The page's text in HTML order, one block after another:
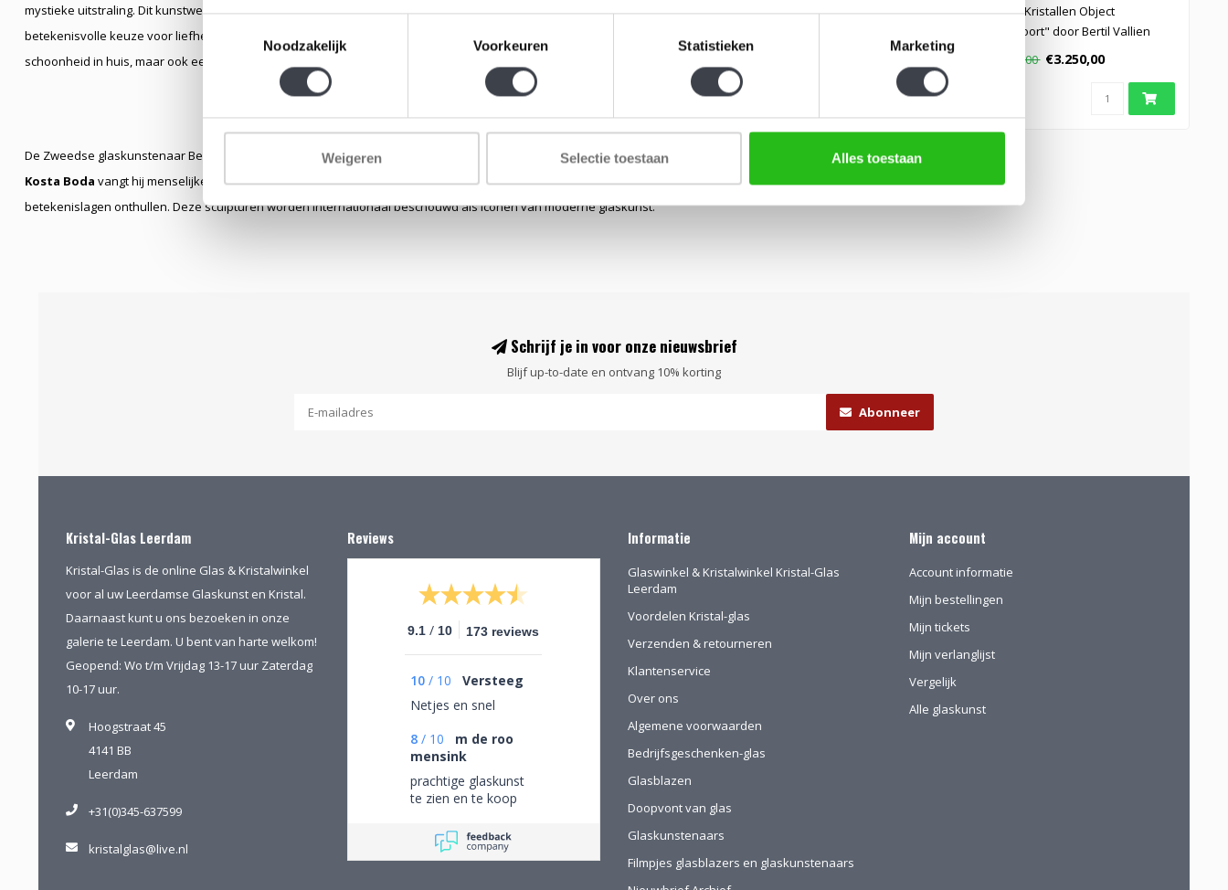
Noodzakelijk
Voorkeuren Statistieken Marketing
Weigeren Selectie toestaan Alles toestaan
mystieke uitstraling. Dit kunstwerk met een hoogte van ± 32cm past zowel in moderne als klassieke interieurs en is een
betekenisvolle keuze voor liefhebbers van hoogwaardige Scandinavische glaskunst. Het object brengt niet alleen
schoonheid in huis, maar ook een verhaal over menselijkheid, identiteit en verbinding.
De Zweedse glaskunstenaar Bertil Vallien is wereldwijd geroemd om zijn diep symbolische sculpturen. In zijn werk voor
Kosta Boda vangt hij menselijke emotie en innerlijke rust in massief kristal, waarbij licht en vorm steeds nieuwe
betekenislagen onthullen. Deze sculpturen worden internationaal beschouwd als iconen van moderne glaskunst.
Kleurrijke serica van Kosta Boda
Blauw Kristallen Object
"Paspoort" door Bertil Vallien
€3.950,00 €3.250,00
Schrijf je in voor onze nieuwsbrief
Blijf up-to-date en ontvang 10% korting
Abonneer
Kristal-Glas Leerdam
Kristal-Glas is de online Glas & Kristalwinkel
voor al uw Leerdamse Glaskunst en Kristal.
Daarnaast kunt u ons bezoeken in onze
galerie te Leerdam. U bent van harte welkom!
Geopend: Wo t/m Vrijdag 13-17 uur Zaterdag
10-17 uur.
Hoogstraat 45
4141 BB
Leerdam
+31(0)345-637599
kristalglas@live.nl
Reviews
9.1 / 10 173 reviews
10 / 10
Versteeg
Netjes en snel
8 / 10
m de roo
mensink
prachtige glaskunst
te zien en te koop
Informatie
Glaswinkel & Kristalwinkel Kristal-Glas
Leerdam
Voordelen Kristal-glas
Verzenden & retourneren
Klantenservice
Over ons
Algemene voorwaarden
Bedrijfsgeschenken-glas
Glasblazen
Doopvont van glas
Glaskunstenaars
Filmpjes glasblazers en glaskunstenaars
Mijn account
Account informatie
Mijn bestellingen
Mijn tickets
Mijn verlanglijst
Vergelijk
Alle glaskunst